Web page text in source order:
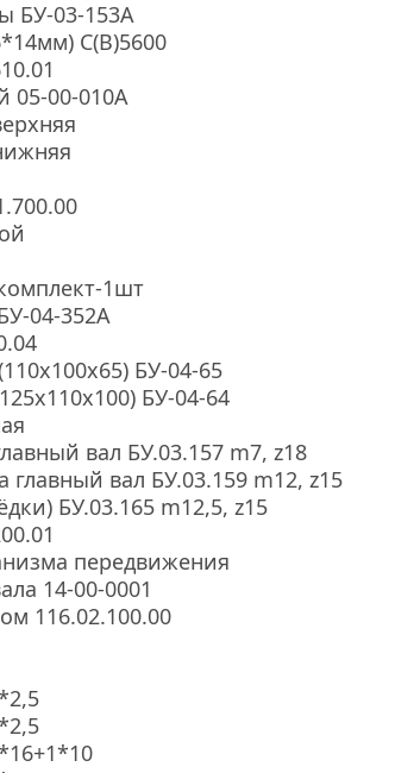
БУ-03-153А
С(В)5600
05-00-010А
1шт
04-352А
БУ-04-65
БУ-04-64
вал БУ.03.157 m7, z18
вал БУ.03.159 m12, z15
БУ.03.165 m12,5, z15
передвижения
14-00-0001
116.02.100.00